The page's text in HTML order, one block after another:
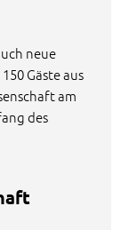
neue
Gäste aus
am
des